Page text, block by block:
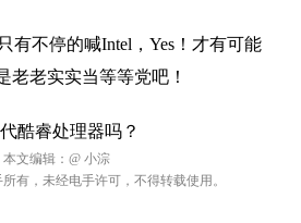
有不停的喊Intel，Yes！才有可能
老老实实当等等党吧！
酷睿处理器吗？
本文编辑： @ 小淙
有，未经电手许可，不得转载使用。